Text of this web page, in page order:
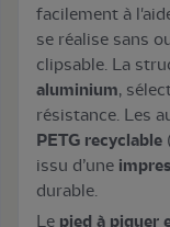
facilement à
se réalise sans
clipsable. La
aluminium,
résistance. Les
PETG recyclable
issu d’une
durable.
Le pied à piquer